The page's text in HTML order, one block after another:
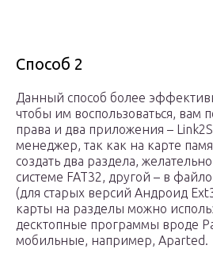
Способ 2
Данный способ более
чтобы им воспользоваться, вам
права и два приложения –
менеджер, так как на карте
создать два раздела,
системе FAT32, другой – в
(для старых версий Андроид
карты на разделы можно
десктопные программы вроде
мобильные, например, Aparted.